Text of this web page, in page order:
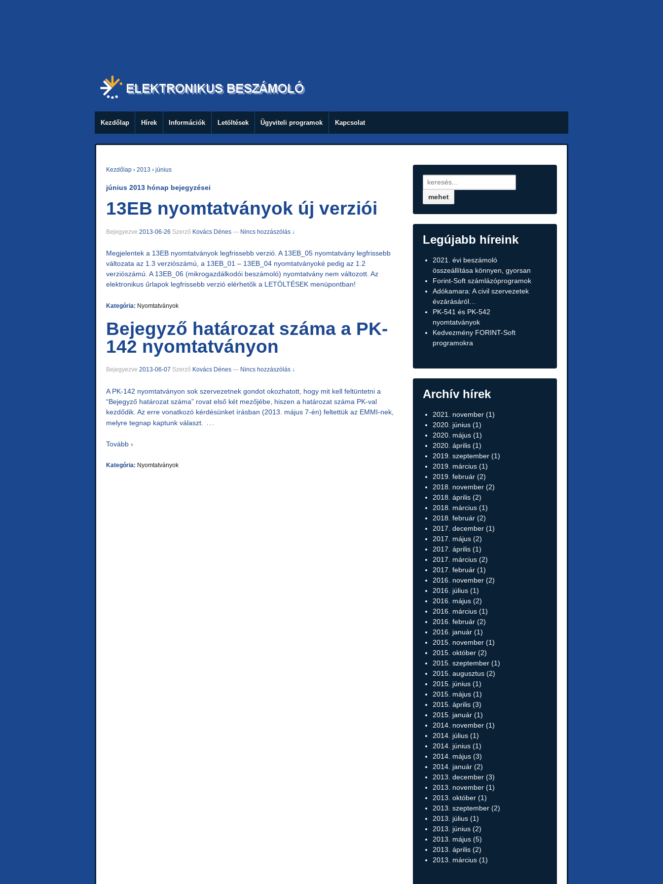
Kezdőlap Hírek Információk Letöltések Ügyviteli programok Kapcsolat
Kezdőlap › 2013 › június
június 2013 hónap bejegyzései
13EB nyomtatványok új verziói
Bejegyezve 2013-06-26 Szerző Kovács Dénes — Nincs hozzászólás ↓
Megjelentek a 13EB nyomtatványok legfrissebb verzió. A 13EB_05 nyomtatvány legfrissebb
változata az 1.3 verziószámú, a 13EB_01 – 13EB_04 nyomtatványoké pedig az 1.2
verziószámú. A 13EB_06 (mikrogazdálkodói beszámoló) nyomtatvány nem változott. Az
elektronikus űrlapok legfrissebb verzió elérhetők a LETÖLTÉSEK menüpontban!
Kategória: Nyomtatványok
Bejegyző határozat száma a PK-
142 nyomtatványon
Bejegyezve 2013-06-07 Szerző Kovács Dénes — Nincs hozzászólás ↓
A PK-142 nyomtatványon sok szervezetnek gondot okozhatott, hogy mit kell feltüntetni a
“Bejegyző határozat száma” rovat első két mezőjébe, hiszen a határozat száma PK-val
kezdődik. Az erre vonatkozó kérdésünket írásban (2013. május 7-én) feltettük az EMMI-nek,
melyre tegnap kaptunk választ.
…
Tovább ›
Kategória: Nyomtatványok
Legújabb híreink
2021. évi beszámoló
összeállítása könnyen, gyorsan
Forint-Soft számlázóprogramok
Adókamara: A civil szervezetek
évzárásáról…
PK-541 és PK-542
nyomtatványok
Kedvezmény FORINT-Soft
programokra
Archív hírek
2021. november (1)
2020. június (1)
2020. május (1)
2020. április (1)
2019. szeptember (1)
2019. március (1)
2019. február (2)
2018. november (2)
2018. április (2)
2018. március (1)
2018. február (2)
2017. december (1)
2017. május (2)
2017. április (1)
2017. március (2)
2017. február (1)
2016. november (2)
2016. július (1)
2016. május (2)
2016. március (1)
2016. február (2)
2016. január (1)
2015. november (1)
2015. október (2)
2015. szeptember (1)
2015. augusztus (2)
2015. június (1)
2015. május (1)
2015. április (3)
2015. január (1)
2014. november (1)
2014. július (1)
2014. június (1)
2014. május (3)
2014. január (2)
2013. december (3)
2013. november (1)
2013. október (1)
2013. szeptember (2)
2013. július (1)
2013. június (2)
2013. május (5)
2013. április (2)
2013. március (1)